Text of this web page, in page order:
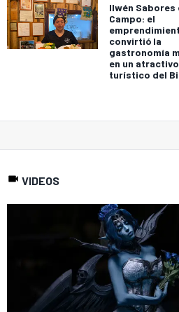
Ilwén Sabores
Campo: el
convirtió la
gastronomía
en un atractivo
turístico del
VIDEOS